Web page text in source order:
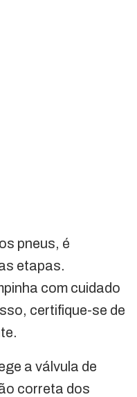
pneus, é
etapas.
com cuidado
certifique-se de
a válvula de
correta dos